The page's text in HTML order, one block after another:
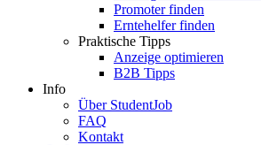
Promoter finden
Erntehelfer finden
Praktische Tipps
Anzeige optimieren
B2B Tipps
Info
Über StudentJob
FAQ
Kontakt